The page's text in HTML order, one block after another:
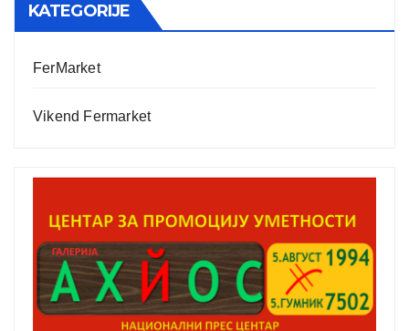
KATEGORIJE
FerMarket
Vikend Fermarket